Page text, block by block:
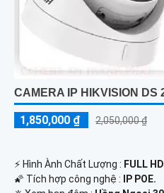
CAMERA IP HIKVISION DS
1,850,000 ₫ 2,050,000 ₫
️⚡ Hình Ành Chất Lượng : FULL
🌠 Tích hợp công nghệ :
IP POE.